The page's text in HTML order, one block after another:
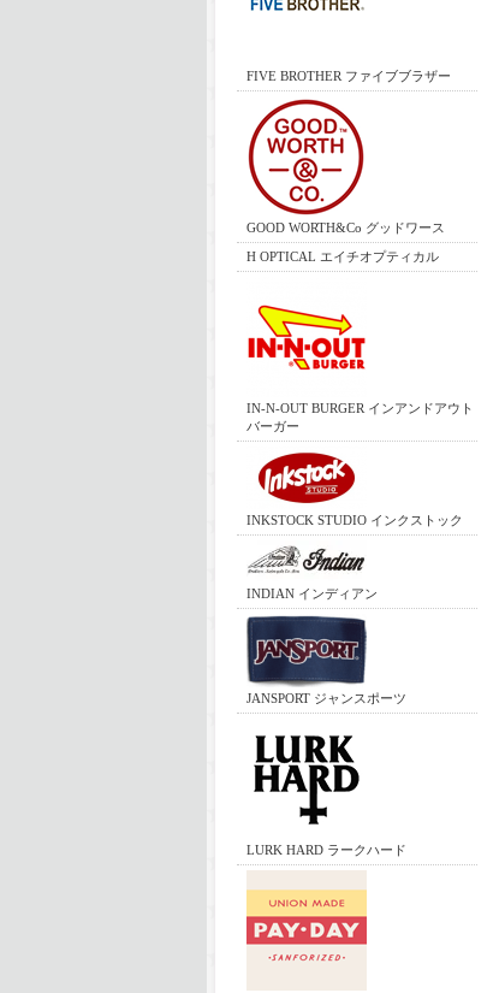
FIVE BROTHER ファイブブラザー
GOOD WORTH&Co グッドワース
H OPTICAL エイチオプティカル
IN-N-OUT BURGER インアンドアウト
バーガー
INKSTOCK STUDIO インクストック
INDIAN インディアン
JANSPORT ジャンスポーツ
LURK HARD ラークハード